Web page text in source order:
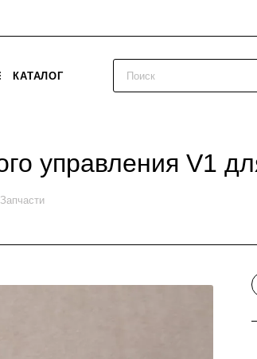
КАТАЛОГ
управления V1
Запчасти